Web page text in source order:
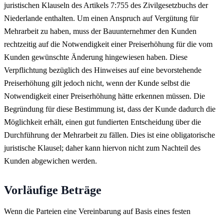
juristischen Klauseln des Artikels 7:755 des Zivilgesetzbuchs der
Niederlande enthalten. Um einen Anspruch auf Vergütung für
Mehrarbeit zu haben, muss der Bauunternehmer den Kunden
rechtzeitig auf die Notwendigkeit einer Preiserhöhung für die vom
Kunden gewünschte Änderung hingewiesen haben. Diese
Verpflichtung bezüglich des Hinweises auf eine bevorstehende
Preiserhöhung gilt jedoch nicht, wenn der Kunde selbst die
Notwendigkeit einer Preiserhöhung hätte erkennen müssen. Die
Begründung für diese Bestimmung ist, dass der Kunde dadurch die
Möglichkeit erhält, einen gut fundierten Entscheidung über die
Durchführung der Mehrarbeit zu fällen. Dies ist eine obligatorische
juristische Klausel; daher kann hiervon nicht zum Nachteil des
Kunden abgewichen werden.
Vorläufige Beträge
Wenn die Parteien eine Vereinbarung auf Basis eines festen